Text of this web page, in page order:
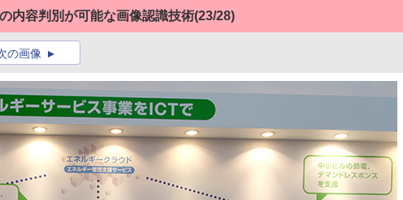
内容判別が可能な画像認識技術(23/28)
の画像